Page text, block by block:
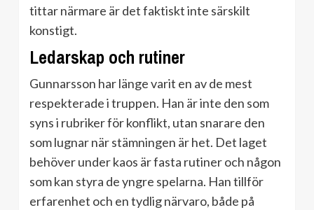
tittar närmare är det faktiskt inte särskilt
konstigt.
Ledarskap och rutiner
Gunnarsson har länge varit en av de mest
respekterade i truppen. Han är inte den som
syns i rubriker för konflikt, utan snarare den
som lugnar när stämningen är het. Det laget
behöver under kaos är fasta rutiner och någon
som kan styra de yngre spelarna. Han tillför
erfarenhet och en tydlig närvaro, både på